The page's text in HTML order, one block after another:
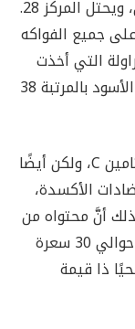
والفاكهة الأولى في الترتيب، هو الليمون، ويحتل المركز 28.
جميع الفواكه
التي أخذت
المرتبة 30، والبرتقال بالمرتبة 33، والتوت الأسود بالمرتبة 38
ما يميز الليمون، هو غناه الاستثنائي بفيتامين C، ولكن أيضًا
الأكسدة،
ذلك أنَّ محتواه من
السعرات الحرارية منخفض للغاية، إذ يبلغ حوالي 30 سعرة
صحيًا ذا قيمة